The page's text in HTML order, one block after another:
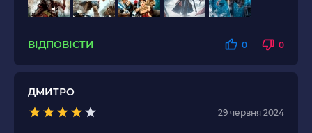
ВІДПОВІСТИ 0 0
ДМИТРО
29 червня 2024